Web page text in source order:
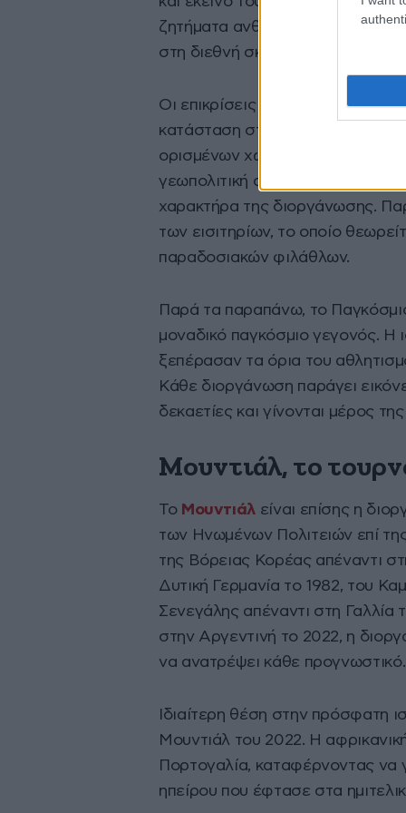
ζητήματα ανθρωπίνων
στη διεθνή σκηνή.
Οι επικρίσεις αυτές
κατάσταση στις
ορισμένων χωρών κατά την
γεωπολιτική αβεβαιότητα έχουν
χαρακτήρα της διοργάνωσης.
των εισιτηρίων, το οποίο
παραδοσιακών φιλάθλων.
Παρά τα παραπάνω, το
μοναδικό παγκόσμιο γεγονός. Η
ξεπέρασαν τα όρια του
Κάθε διοργάνωση παράγει
δεκαετίες και γίνονται μέρος
Μουντιάλ, το
Το Μουντιάλ είναι επίσης η
των Ηνωμένων Πολιτειών επί της
της Βόρειας Κορέας απέναντι
Δυτική Γερμανία το 1982, του
Σενεγάλης απέναντι στη Γαλλία
στην Αργεντινή το 2022, η
να ανατρέψει κάθε προγνωστικό.
Ιδιαίτερη θέση στην πρόσφατη
Μουντιάλ του 2022. Η
Πορτογαλία, καταφέρνοντας να
ηπείρου που έφτασε στα